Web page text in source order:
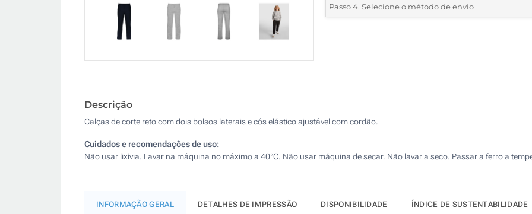
1 Cor (Num lado)
Bordado (Num lado)
*Pedido mínimo 5 (total de pedido)
Passo 4. Selecione o método de envio
Descrição
Calças de corte reto com dois bolsos laterais e cós elástico ajustável com cordão.
Cuidados e recomendações de uso:
Não usar lixívia. Lavar na máquina no máximo a 40°C. Não usar máquina de secar. Não lavar a seco. Passar a ferro a
INFORMAÇÃO GERAL DETALHES DE IMPRESSÃO DISPONIBILIDADE ÍNDICE DE SUSTENTABILIDADE